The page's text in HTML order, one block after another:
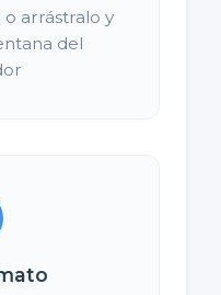
o arrástralo y
del